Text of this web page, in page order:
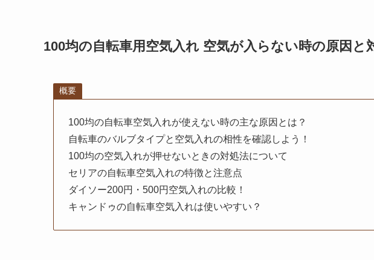
100均の自転車用空気入れ 空気が入らない時の原因と
概要
100均の自転車空気入れが使えない時の主な原因とは？
自転車のバルブタイプと空気入れの相性を確認しよう！
100均の空気入れが押せないときの対処法について
セリアの自転車空気入れの特徴と注意点
ダイソー200円・500円空気入れの比較！
キャンドゥの自転車空気入れは使いやすい？